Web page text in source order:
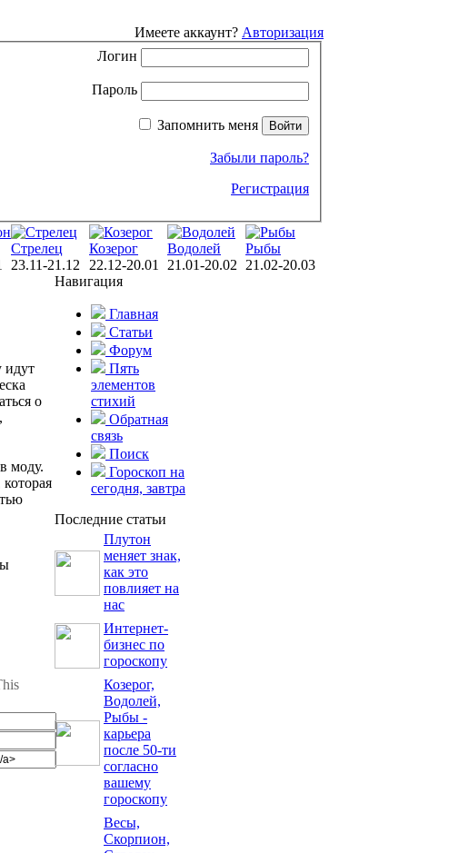
Имеете аккаунт? Авторизация
Логин
Пароль
Запомнить меня
Забыли пароль?
Регистрация
Стрелец
23.11-21.12
Козерог
22.12-20.01
Водолей
21.01-20.02
Рыбы
21.02-20.03
идут
о
моду.
Навигация
Главная
Статьи
Форум
Пять
элементов
стихий
Обратная
связь
Поиск
Гороскоп на
сегодня, завтра
Последние статьи
Плутон
меняет знак,
как это
повлияет на
нас
Интернет-
бизнес по
гороскопу
Козерог,
Водолей,
Рыбы -
карьера
после 50-ти
согласно
вашему
гороскопу
Весы,
Скорпион,